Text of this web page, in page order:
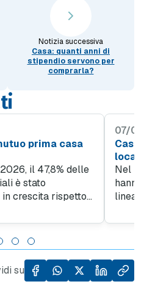
Notizia successiva
Casa: quanti anni di
stipendio servono per
comprarla?
prima casa
il 47,8% delle
è stato
crescita rispetto
importante
l'acquisto
contesto in cui il
immobili ha
del 5,5% rispetto
07/
Case
Nel
linea
di
che
su